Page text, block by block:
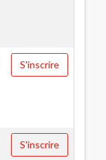
S'inscrire
S'inscrire